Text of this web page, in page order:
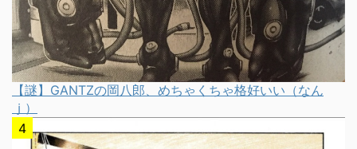
【謎】GANTZの岡八郎、めちゃくちゃ格好いい（なん
ｊ）